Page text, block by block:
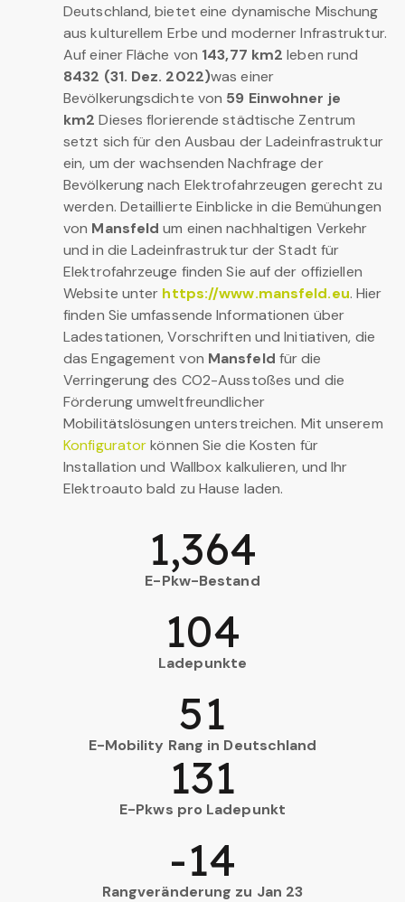
Deutschland, bietet eine dynamische Mischung
aus kulturellem Erbe und moderner Infrastruktur.
Auf einer Fläche von 143,77 km2 leben rund
8432 (31. Dez. 2022)was einer
Bevölkerungsdichte von 59 Einwohner je
km2 Dieses florierende städtische Zentrum
setzt sich für den Ausbau der Ladeinfrastruktur
ein, um der wachsenden Nachfrage der
Bevölkerung nach Elektrofahrzeugen gerecht zu
werden. Detaillierte Einblicke in die Bemühungen
von Mansfeld um einen nachhaltigen Verkehr
und in die Ladeinfrastruktur der Stadt für
Elektrofahrzeuge finden Sie auf der offiziellen
Website unter https://www.mansfeld.eu. Hier
finden Sie umfassende Informationen über
Ladestationen, Vorschriften und Initiativen, die
das Engagement von Mansfeld für die
Verringerung des CO2-Ausstoßes und die
Förderung umweltfreundlicher
Mobilitätslösungen unterstreichen. Mit unserem
Konfiguratorkönnen Sie die Kosten für
Installation und Wallbox kalkulieren, und Ihr
Elektroauto bald zu Hause laden.
E-Pkw-Bestand
1,364
Ladepunkte
104
E-Mobility Rang in Deutschland
51
E-Pkws pro Ladepunkt
131
Rangveränderung zu Jan 23
-14